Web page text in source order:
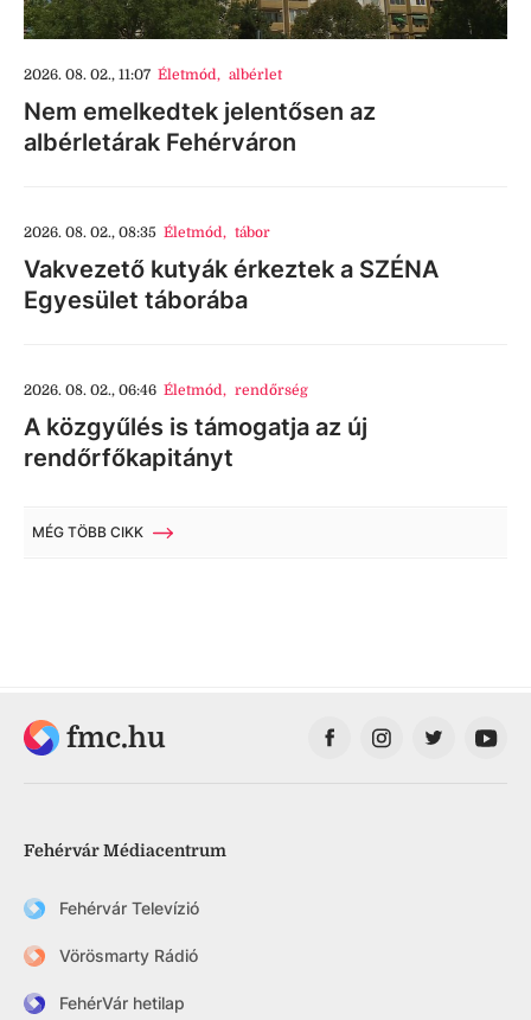
2026. 08. 02., 11:07 Életmód, albérlet
Nem emelkedtek jelentősen az
albérletárak Fehérváron
2026. 08. 02., 08:35 Életmód, tábor
Vakvezető kutyák érkeztek a SZÉNA
Egyesület táborába
2026. 08. 02., 06:46 Életmód, rendőrség
A közgyűlés is támogatja az új
rendőrfőkapitányt
MÉG TÖBB CIKK
fmc.hu
Fehérvár Médiacentrum
Fehérvár Televízió
Vörösmarty Rádió
FehérVár hetilap